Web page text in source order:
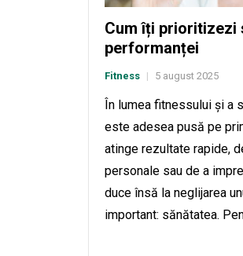
Cum îți prioritizezi
performanței
Fitness 5 august 2025
În lumea fitnessului și a
este adesea pusă pe
atinge rezultate rapide,
personale sau de a
duce însă la neglijarea
important: sănătatea.